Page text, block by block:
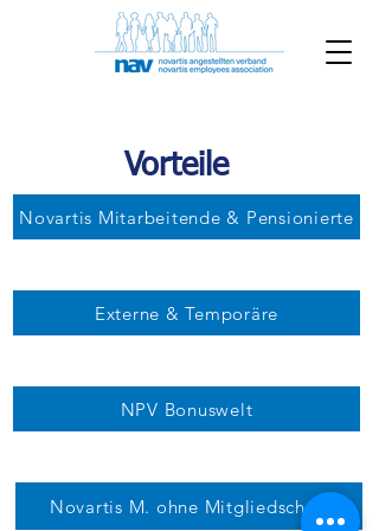
Vorteile
Novartis Mitarbeitende & Pensionierte
Externe & Temporäre
NPV Bonuswelt
Novartis M. ohne Mitgliedschaft